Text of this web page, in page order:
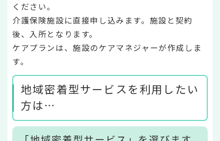
ください。
介護保険施設に直接申し込みます。施設と契約
後、入所となります。
ケアプランは、施設のケアマネジャーが作成しま
す。
地域密着型サービスを利用したい
方は…